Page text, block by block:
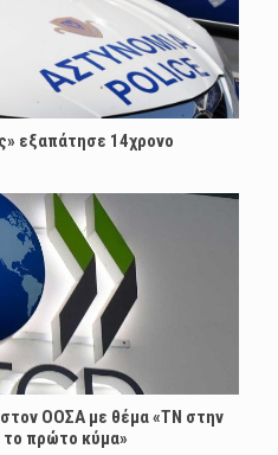
εξαπάτησε 14χρονο
ΟΟΣΑ με θέμα «ΤΝ στην
το πρώτο κύμα»